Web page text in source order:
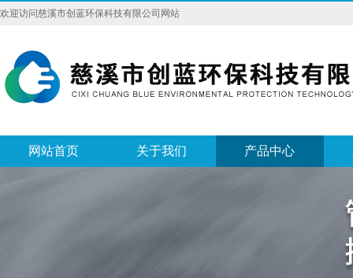
欢迎访问慈溪市创蓝环保科技有限公司网站
网站首页 关于我们 产品中心